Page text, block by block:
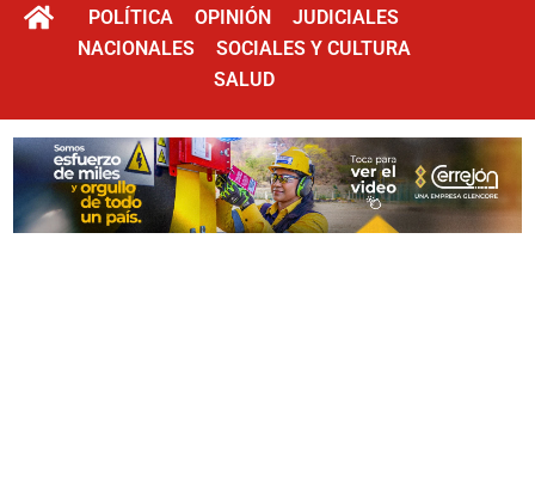
POLÍTICA OPINIÓN
JUDICIALES
NACIONALES
SOCIALES Y CULTURA
SALUD